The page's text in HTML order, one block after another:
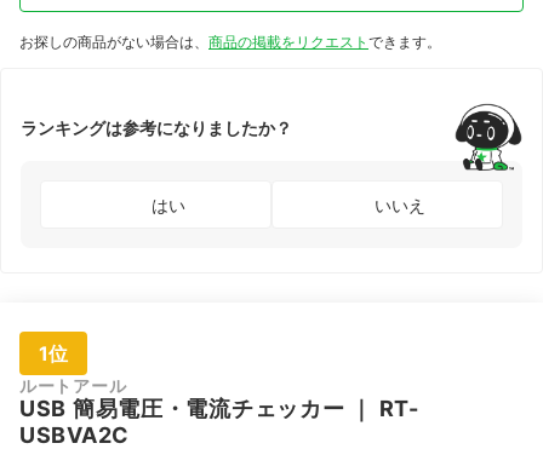
お探しの商品がない場合は、 商品の掲載をリクエスト できます。
ランキングは参考になりましたか？
はい いいえ
1位
ルートアール
USB 簡易電圧・電流チェッカー
RT-
USBVA2C